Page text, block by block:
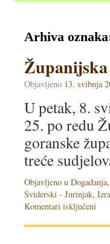
Arhiva
Objavljeno 13. svibnja
U petak, 8.
25. po redu
goranske
treće
Objavljeno u Događanja,
Šviderski - Jurinjak,
Komentari isključeni